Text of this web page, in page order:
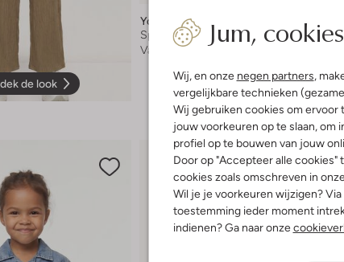
Jum,
Wij, en onze negen partners,
vergelijkbare technieken
Wij gebruiken cookies om
jouw voorkeuren op te slaan, om
profiel op te bouwen van jouw
Door op "Accepteer alle cookies"
cookies zoals omschreven in
Wil je je voorkeuren wijzigen?
toestemming ieder moment
indienen? Ga naar onze
de look
Your Wishes
Spijkerjas
Vanaf
€ 29,99